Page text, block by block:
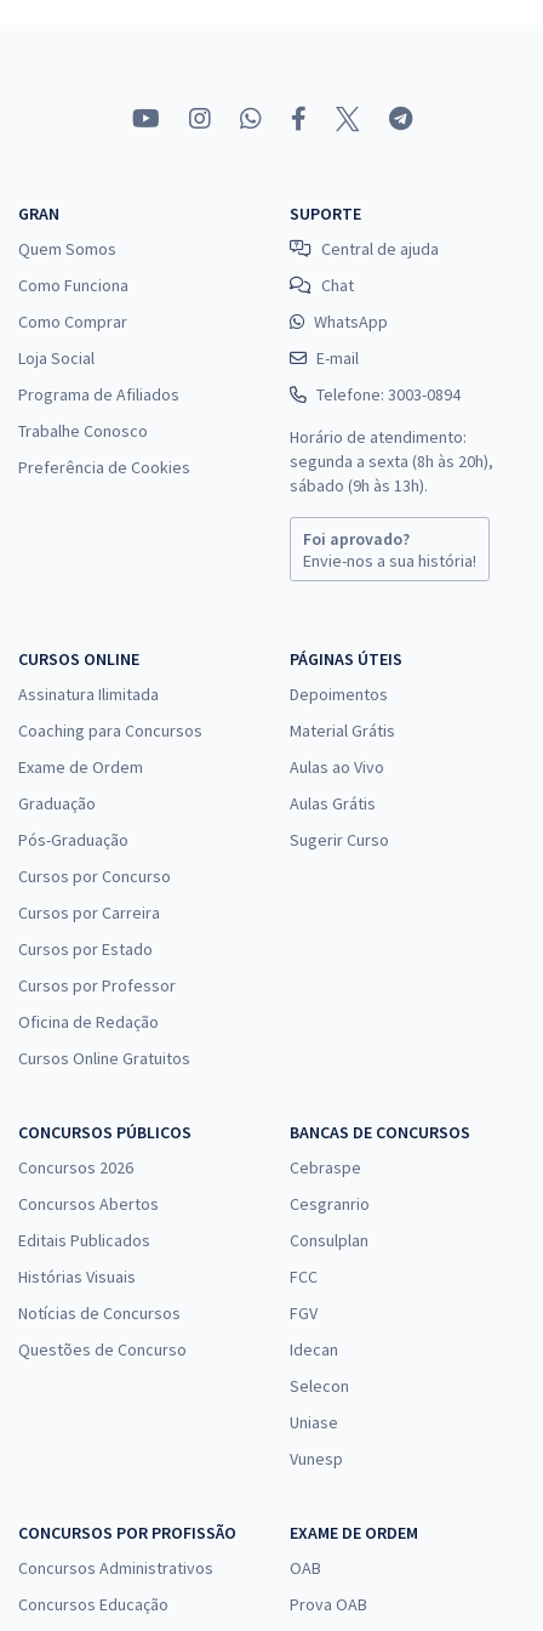
UFMT - Universidade Federal de Mato Grosso - Conhecimentos
R$24,59
Economize R$ 73,78 (-20%)
Comprar
UFMT - Universidade Federal de Mato Grosso - Técnico de Assuntos
à vista
R$28,66
Economize R$ 85,98 (-20%)
Comprar
GRAN
Quem Somos
Como Funciona
Como Comprar
Loja Social
Programa de Afiliados
Trabalhe Conosco
Preferência de Cookies
SUPORTE
Central de ajuda
Chat
WhatsApp
E-mail
Telefone: 3003-0894
Horário de atendimento:
segunda a sexta (8h às 20h),
sábado (9h às 13h).
Foi aprovado?
Envie-nos a sua história!
CURSOS ONLINE
Assinatura Ilimitada
Coaching para Concursos
Exame de Ordem
Graduação
Pós-Graduação
Cursos por Concurso
Cursos por Carreira
Cursos por Estado
Cursos por Professor
Oficina de Redação
Cursos Online Gratuitos
PÁGINAS ÚTEIS
Depoimentos
Material Grátis
Aulas ao Vivo
Aulas Grátis
Sugerir Curso
CONCURSOS PÚBLICOS
Concursos 2026
Concursos Abertos
Editais Publicados
Histórias Visuais
Notícias de Concursos
Questões de Concurso
BANCAS DE CONCURSOS
Cebraspe
Cesgranrio
Consulplan
FCC
FGV
Idecan
Selecon
Uniase
Vunesp
CONCURSOS POR PROFISSÃO
Concursos Administrativos
Concursos Educação
EXAME DE ORDEM
OAB
Prova OAB